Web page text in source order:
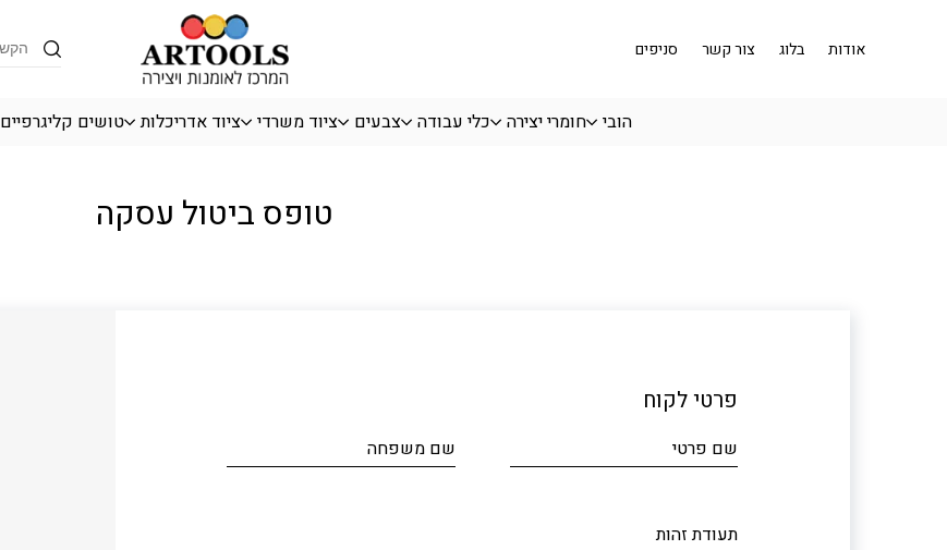
Products
search
אודות
בלוג צור קשר סניפים
הובי חומרי יצירה כלי עבודה צבעים ציוד משרדי ציוד אדריכלות טושים קליגרפיים
טופס ביטול עסקה
פרטי לקוח
שם פרטי שם משפחה
תעודת זהות